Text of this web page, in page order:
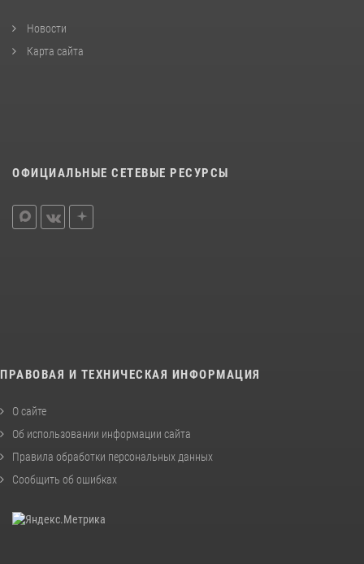
Новости
Карта сайта
ОФИЦИАЛЬНЫЕ СЕТЕВЫЕ РЕСУРСЫ
ПРАВОВАЯ И ТЕХНИЧЕСКАЯ ИНФОРМАЦИЯ
О сайте
Об использовании информации сайта
Правила обработки персональных данных
Сообщить об ошибках